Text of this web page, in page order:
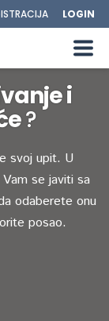
LOGIN
i
?
svoj upit. U
se javiti sa
odaberete onu
posao.